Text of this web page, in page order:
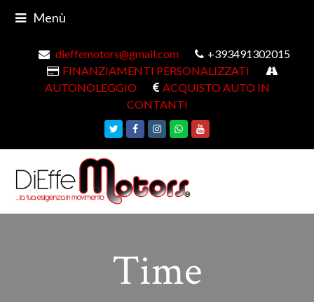
Menù
dieffemotors@gmail.com
+393491302015
FINANZIAMENTI PERSONALIZZATI
AUTONOLEGGIO
ACQUISTO AUTO IN
CONTANTI
TwitterFacebookInstagram
Whatsapp
Youtube
Time